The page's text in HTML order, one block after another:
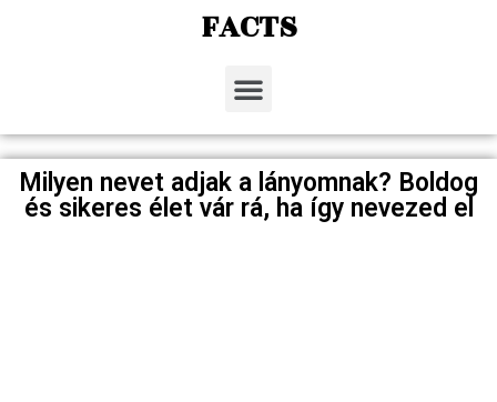
FACTS
Milyen nevet adjak a lányomnak? Boldog
és sikeres élet vár rá, ha így nevezed el